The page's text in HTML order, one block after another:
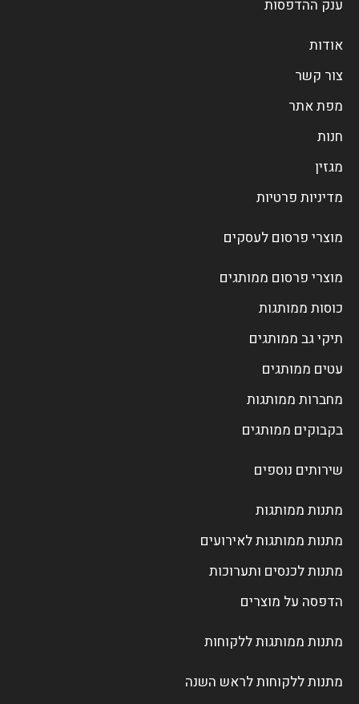
ענק ההדפסות
אודות
צור קשר
מפת אתר
חנות
מגזין
מדיניות פרטיות
מוצרי פרסום לעסקים
מוצרי פרסום ממותגים
כוסות ממותגות
תיקי גב ממותגים
עטים ממותגים
מחברות ממותגות
בקבוקים ממותגים
שירותים נוספים
מתנות ממותגות
מתנות ממותגות לאירועים
מתנות לכנסים ותערוכות
הדפסה על מוצרים
מתנות ממותגות ללקוחות
מתנות ללקוחות לראש השנה